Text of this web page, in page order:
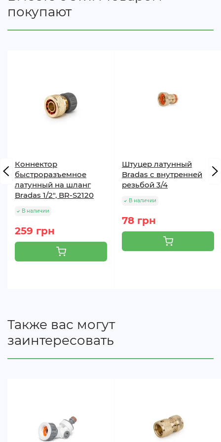
покупают
Коннектор
быстроразъемное
латунный на шланг
Bradas 1/2", BR-S2120
В наличии
259 грн
Штуцер латунный
Bradas с внутренней
резьбой 3/4
В наличии
78 грн
Также вас могут
заинтересовать